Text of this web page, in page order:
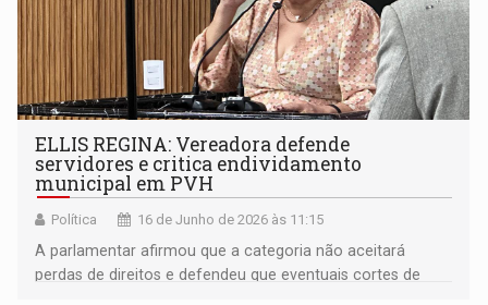
ELLIS REGINA: Vereadora defende
servidores e critica endividamento
municipal em PVH
Política 16 de Junho de 2026 às 11:15
A parlamentar afirmou que a categoria não aceitará
perdas de direitos e defendeu que eventuais cortes de